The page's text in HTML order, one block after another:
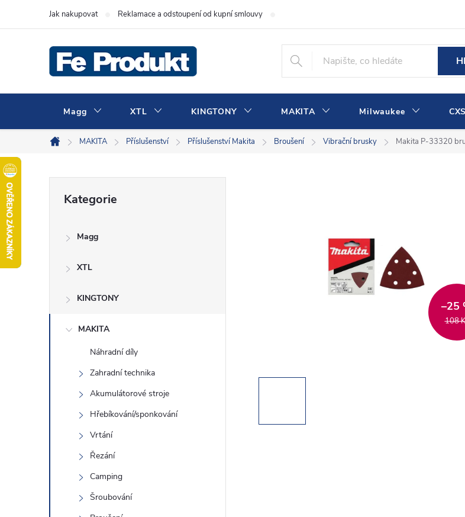
Jak nakupovat Reklamace a odstoupení od kupní smlouvy
Magg XTL KINGTONY MAKITA Milwaukee CXS
Domů
MAKITA Příslušenství Příslušenství Makita Broušení Vibrační brusky Makita P-33320
r
kategorie
Kategorie
Magg
XTL
KINGTONY
MAKITA
Náhradní díly
Zahradní technika
Akumulátorové stroje
Hřebíkování/sponkování
Vrtání
Řezání
Camping
Šroubování
108
–25